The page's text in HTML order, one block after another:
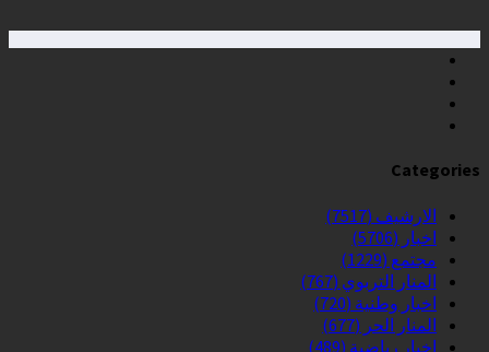
Categories
الارشيف (7517)
اخبار (5706)
مجتمع (1229)
المنار التربوي (767)
اخبار وطنية (720)
المنار الحر (677)
اخبار رياضية (489)